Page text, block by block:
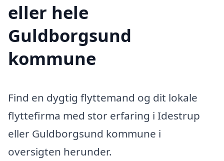
eller hele
Guldborgsund
kommune
Find en dygtig flyttemand og dit lokale
flyttefirma med stor erfaring i Idestrup
eller Guldborgsund kommune i
oversigten herunder.